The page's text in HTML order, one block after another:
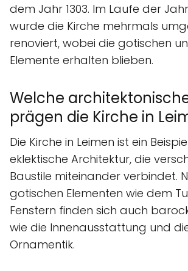
dem Jahr 1303. Im Laufe der
wurde die Kirche mehrmals
renoviert, wobei die gotischen
Elemente erhalten blieben.
Welche
prägen die Kirche in
Die Kirche in Leimen ist ein
eklektische Architektur, die
Baustile miteinander verbindet.
gotischen Elementen wie dem
Fenstern finden sich auch
wie die Innenausstattung und
Ornamentik.